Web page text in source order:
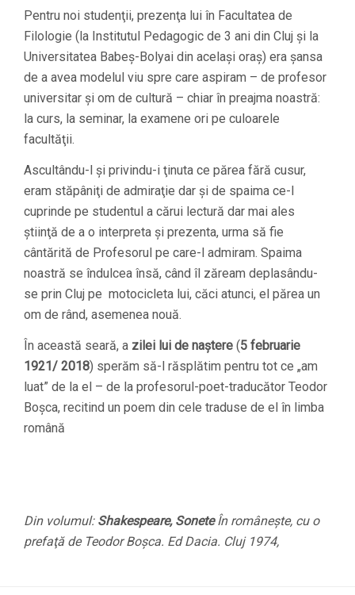
Pentru noi studenţii, prezenţa lui în Facultatea de
Filologie (la Institutul Pedagogic de 3 ani din Cluj şi la
Universitatea Babeş-Bolyai din acelaşi oraş) era şansa
de a avea modelul viu spre care aspiram – de profesor
universitar şi om de cultură – chiar în preajma noastră:
la curs, la seminar, la examene ori pe culoarele
facultăţii.
Ascultându-l şi privindu-i ţinuta ce părea fără cusur,
eram stăpâniţi de admiraţie dar şi de spaima ce-l
cuprinde pe studentul a cărui lectură dar mai ales
ştiinţă de a o interpreta şi prezenta, urma să fie
cântărită de Profesorul pe care-l admiram. Spaima
noastră se îndulcea însă, când îl zăream deplasându-
se prin Cluj pe motocicleta lui, căci atunci, el părea un
om de rând, asemenea nouă.
În această seară, a zilei lui de naştere (5 februarie
1921/ 2018) sperăm să-l răsplătim pentru tot ce „am
luat” de la el – de la profesorul-poet-traducător Teodor
Boşca, recitind un poem din cele traduse de el în limba
română
Din volumul: Shakespeare, SoneteÎn româneşte, cu o
prefaţă de Teodor Boşca. Ed Dacia. Cluj 1974,